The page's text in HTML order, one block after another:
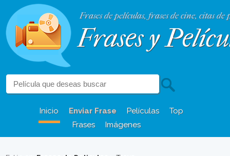
Frases de películas, frases de cine, citas de
Frases y
Inicio Enviar Frase Películas
Top
Frases
Imágenes